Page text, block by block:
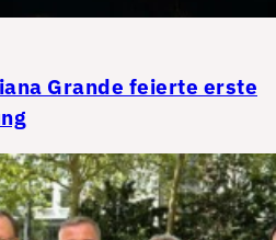
Grande feierte erste